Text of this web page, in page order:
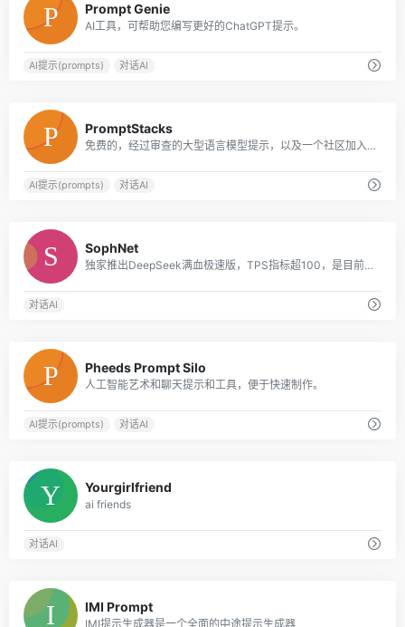
Prompt Genie
AI工具，可帮助您编写更好的ChatGPT提示。
AI提示(prompts) 对话AI
PromptStacks
免费的，经过审查的大型语言模型提示，以及一个社区加入。
AI提示(prompts) 对话AI
SophNet
独家推出DeepSeek满血极速版，TPS指标超100，是目前DeepSeek API 推理速度最快的平台
对话AI
Pheeds Prompt Silo
人工智能艺术和聊天提示和工具，便于快速制作。
AI提示(prompts) 对话AI
Yourgirlfriend
ai friends
对话AI
IMI Prompt
IMI提示生成器是一个全面的中途提示生成器